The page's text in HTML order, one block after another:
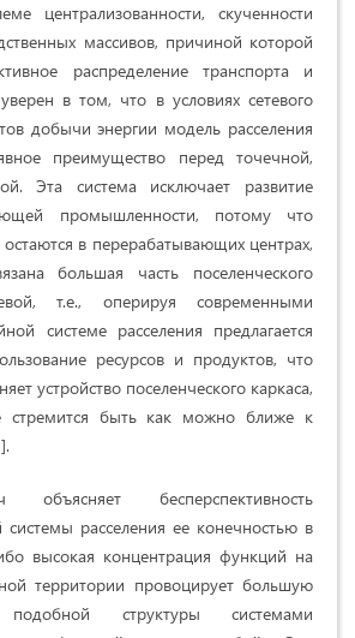
централизованности, скученности
массивов, причиной которой
распределение транспорта и
в том, что в условиях сетевого
добычи энергии модель расселения
преимущество перед точечной,
Эта система исключает развитие
промышленности, потому что
в перерабатывающих центрах,
большая часть поселенческого
т.е., оперируя современными
системе расселения предлагается
ресурсов и продуктов, что
устройство поселенческого каркаса,
стремится быть как можно ближе к
бесперспективность
системы расселения ее конечностью в
высокая концентрация функций на
территории провоцирует большую
подобной структуры системами